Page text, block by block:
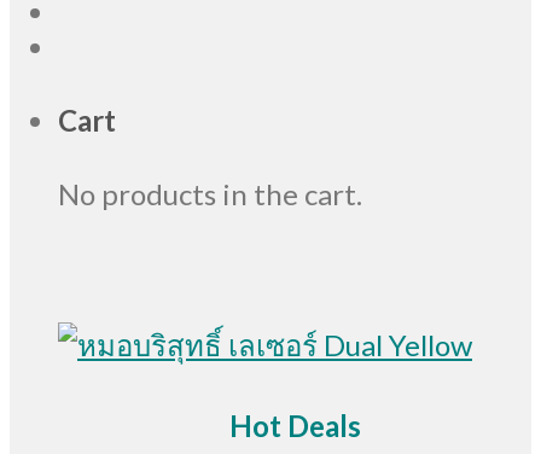
Cart
No products in the cart.
Hot Deals